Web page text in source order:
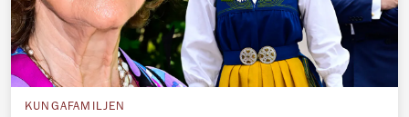
KUNGAFAMILJEN